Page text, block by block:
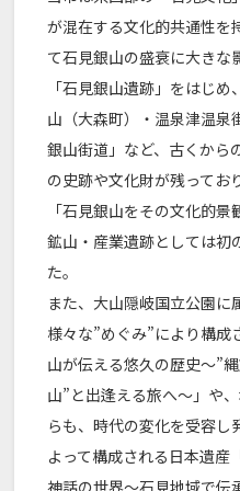
が混在する文化的共通性を
て石見銀山の盛衰に大きな
「石見銀山遺跡」をはじ
山（大森町）・温泉津温泉
銀山街道」など、古くから
の史跡や文化財が残ってお
「石見銀山をその文化的景
鉱山・産業遺跡としては初
た。
また、大山隠岐国立公園に
様々な”めぐみ”により構成
山が伝える悠久の歴史～”
山”と出逢える旅へ～」や
らも、時代の変化を受容し
よって構成される日本遺産
神話の世界～石見地域で伝